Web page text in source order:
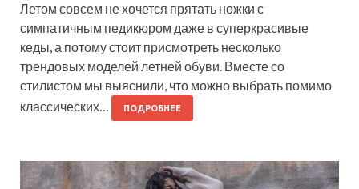
Летом совсем не хочется прятать ножки с
симпатичным педикюром даже в суперкрасивые
кеды, а потому стоит присмотреть несколько
трендовых моделей летней обуви. Вместе со
стилистом мы выяснили, что можно выбрать помимо
классических…
ПОДРОБНЕЕ